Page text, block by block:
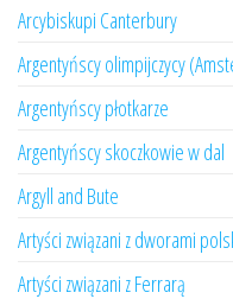
Arcybiskupi Canterbury
Argentyńscy olimpijczycy
Argentyńscy płotkarze
Argentyńscy skoczkowie w dal
Argyll and Bute
Artyści związani z dworami
Artyści związani z Ferrarą